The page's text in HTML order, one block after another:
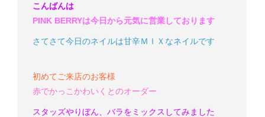
こんばんは
PINK BERRYは今日から元気に営業しております
さてさて今日のネイルは甘辛ＭＩＸなネイルです
初めてご来店のお客様
赤でかっこかわいくとのオーダー
スタッズやりぼん、バラをミックスしてみました